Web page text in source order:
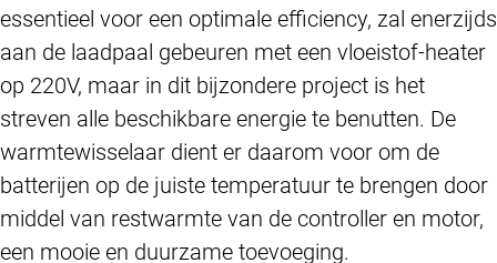
essentieel voor een optimale efficiency, zal enerzijds
aan de laadpaal gebeuren met een vloeistof-heater
op 220V, maar in dit bijzondere project is het
streven alle beschikbare energie te benutten. De
warmtewisselaar dient er daarom voor om de
batterijen op de juiste temperatuur te brengen door
middel van restwarmte van de controller en motor,
een mooie en duurzame toevoeging.